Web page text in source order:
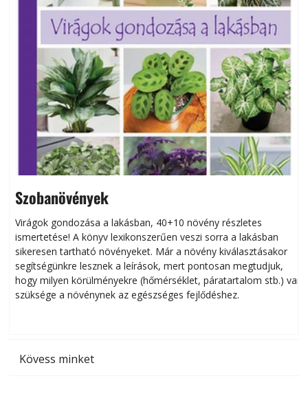
Szobanövények
Virágok gondozása a lakásban, 40+10 növény részletes
ismertetése! A könyv lexikonszerűen veszi sorra a lakásban
sikeresen tart­ha­tó növényeket. Már a növény kiválasztásakor
segítségünkre lesznek a leírások, mert pontosan megtudjuk,
hogy milyen körülményekre (hőmérséklet, páratartalom stb.) van
szüksége a növénynek az egészséges fejlődéshez.
Kövess minket